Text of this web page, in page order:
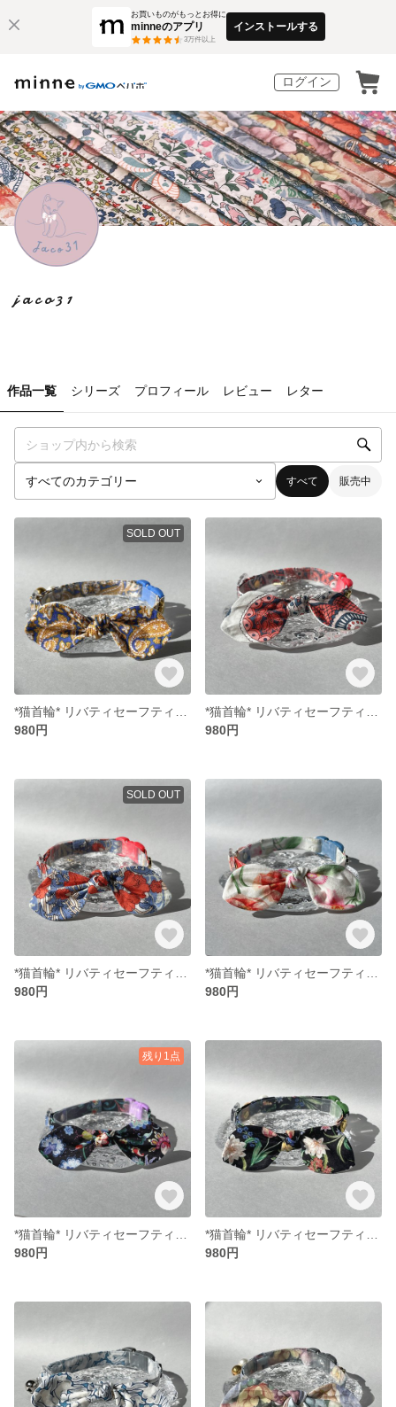
お買いものがもっとお得に
minneのアプリ
3万件以上
インストールする
ログイン
jaco31
作品一覧 シリーズ プロフィール レビュー レター
すべて 販売中
SOLD OUT
980円
980円
SOLD OUT
980円
980円
残り1点
980円
980円